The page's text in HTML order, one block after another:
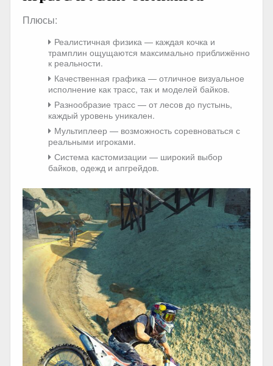
Плюсы:
Реалистичная физика — каждая кочка и
трамплин ощущаются максимально приближённо
к реальности.
Качественная графика — отличное визуальное
исполнение как трасс, так и моделей байков.
Разнообразие трасс — от лесов до пустынь,
каждый уровень уникален.
Мультиплеер — возможность соревноваться с
реальными игроками.
Система кастомизации — широкий выбор
байков, одежд и апгрейдов.